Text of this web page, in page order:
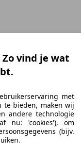
vind je wat
met
te bieden, maken wij
andere technologie
nu: 'cookies'), om
(bijv.